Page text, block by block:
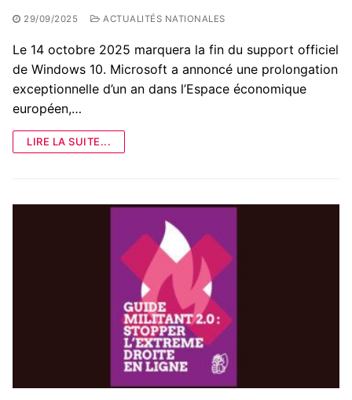
29/09/2025 ACTUALITÉS NATIONALES
Le 14 octobre 2025 marquera la fin du support officiel
de Windows 10. Microsoft a annoncé une prolongation
exceptionnelle d’un an dans l’Espace économique
européen,…
LIRE LA SUITE...